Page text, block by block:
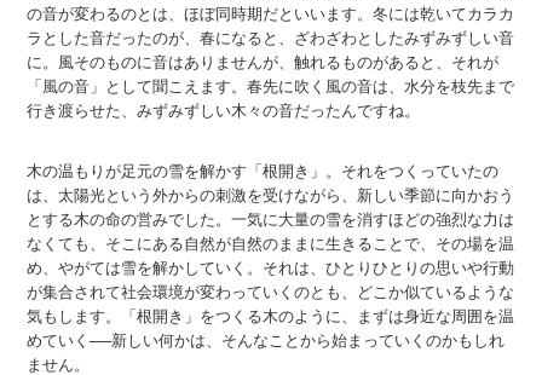
の音が変わるのとは、ほぼ同時期だといいます。冬には乾いてカラカ
ラとした音だったのが、春になると、ざわざわとしたみずみずしい音
に。風そのものに音はありませんが、触れるものがあると、それが
「風の音」として聞こえます。春先に吹く風の音は、水分を枝先まで
行き渡らせた、みずみずしい木々の音だったんですね。
木の温もりが足元の雪を解かす「根開き」。それをつくっていたの
は、太陽光という外からの刺激を受けながら、新しい季節に向かおう
とする木の命の営みでした。一気に大量の雪を消すほどの強烈な力は
なくても、そこにある自然が自然のままに生きることで、その場を温
め、やがては雪を解かしていく。それは、ひとりひとりの思いや行動
が集合されて社会環境が変わっていくのとも、どこか似ているような
気もします。「根開き」をつくる木のように、まずは身近な周囲を温
めていく──新しい何かは、そんなことから始まっていくのかもしれ
ません。